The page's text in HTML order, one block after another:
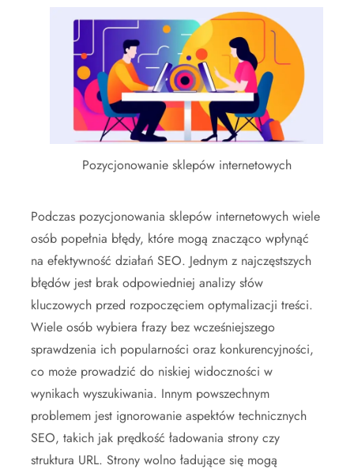
Pozycjonowanie sklepów internetowych
Podczas pozycjonowania sklepów internetowych wiele
osób popełnia błędy, które mogą znacząco wpłynąć
na efektywność działań SEO. Jednym z najczęstszych
błędów jest brak odpowiedniej analizy słów
kluczowych przed rozpoczęciem optymalizacji treści.
Wiele osób wybiera frazy bez wcześniejszego
sprawdzenia ich popularności oraz konkurencyjności,
co może prowadzić do niskiej widoczności w
wynikach wyszukiwania. Innym powszechnym
problemem jest ignorowanie aspektów technicznych
SEO, takich jak prędkość ładowania strony czy
struktura URL. Strony wolno ładujące się mogą